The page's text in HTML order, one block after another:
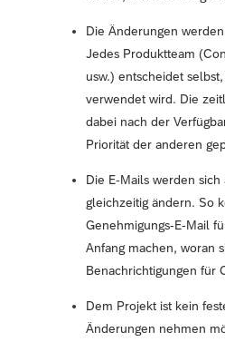
Die Änderungen
Jedes Produktteam
usw.) entscheidet
verwendet wird. Die
dabei nach der
Priorität der anderen
Die E-Mails werden
gleichzeitig ändern. So
Genehmigungs-E-Mail
Anfang machen, woran
Benachrichtigungen für
Dem Projekt ist kein
Änderungen nehmen